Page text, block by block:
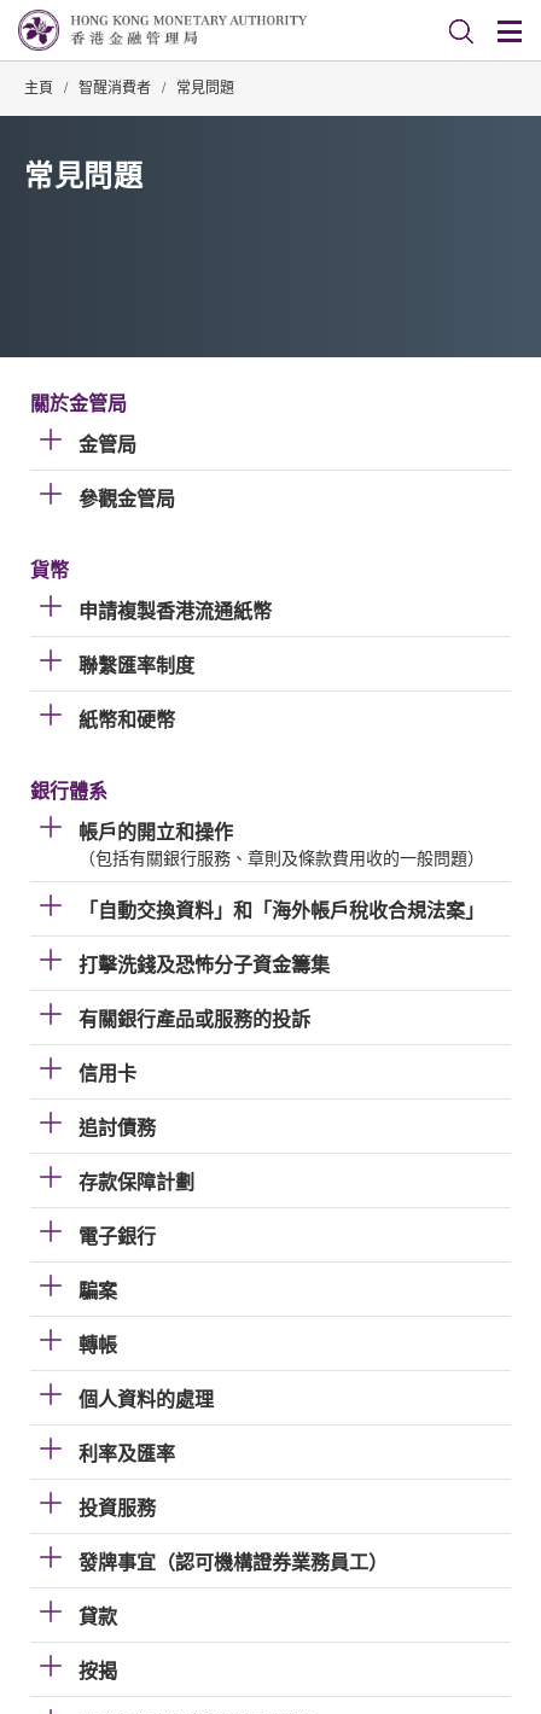
主頁 / 智醒消費者 / 常見問題
常見問題
關於金管局
金管局
參觀金管局
貨幣
申請複製香港流通紙幣
聯繫匯率制度
紙幣和硬幣
銀行體系
帳戶的開立和操作
（包括有關銀行服務、章則及條款費用收的一般問題）
「自動交換資料」和「海外帳戶稅收合規法案」
打擊洗錢及恐怖分子資金籌集
有關銀行產品或服務的投訴
信用卡
追討債務
存款保障計劃
電子銀行
騙案
轉帳
個人資料的處理
利率及匯率
投資服務
發牌事宜（認可機構證券業務員工）
貸款
按揭